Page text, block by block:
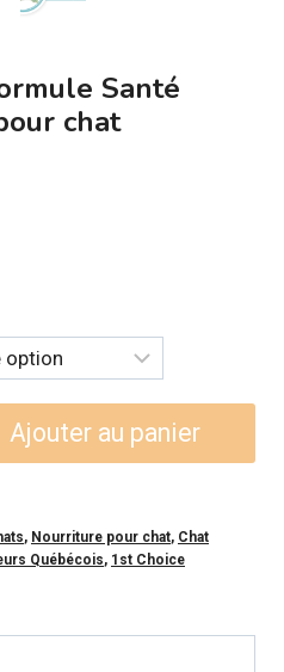
Santé
chat
Ajouter au panier
, Nourriture pour chat, Chat
Québécois, 1st Choice